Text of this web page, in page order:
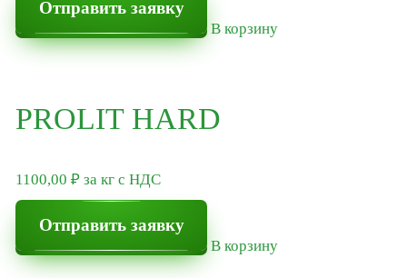
Гидроизолирующий гель ONESIL CONSTRUCTION
Упрочняющая грунтовка Prosil
Силикатные растворы
Гидрофобизирующая кремнийорганическая
жидкость (ГКЖ)
Ингибирующая добавка HISOL HC
Отправить заявку
В корзину
PROLIT HARD
1100,00 ₽ за кг с НДС
Отправить заявку
В корзину